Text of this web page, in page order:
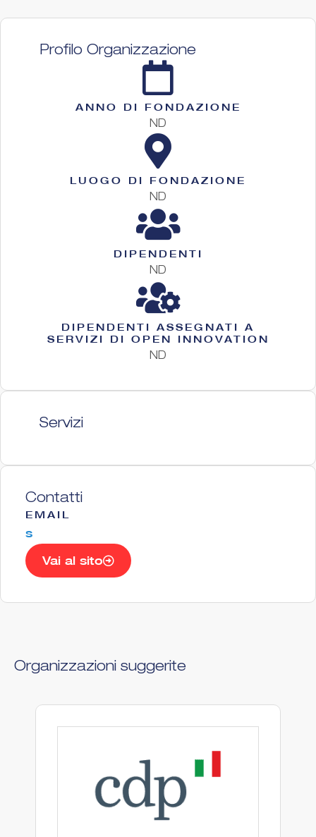
Profilo Organizzazione
ANNO DI FONDAZIONE
ND
LUOGO DI FONDAZIONE
ND
DIPENDENTI
ND
DIPENDENTI ASSEGNATI A
SERVIZI DI OPEN INNOVATION
ND
Servizi
Contatti
EMAIL
s
Vai al sito
Organizzazioni suggerite